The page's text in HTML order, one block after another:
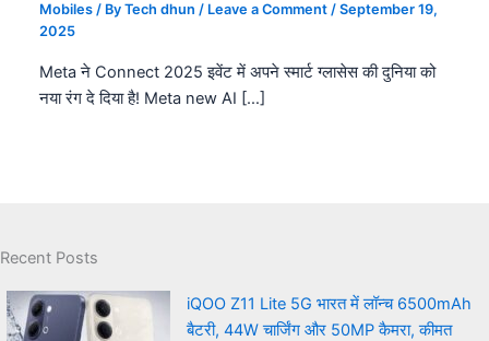
Mobiles / ByTech dhun/ Leave a Comment /September 19,
2025
Meta ने Connect 2025 इवेंट में अपने स्मार्ट ग्लासेस की दुनिया को
नया रंग दे दिया है! Meta new AI […]
Recent Posts
iQOO Z11 Lite 5G भारत में लॉन्च 6500mAh
बैटरी, 44W चार्जिंग और 50MP कैमरा, कीमत